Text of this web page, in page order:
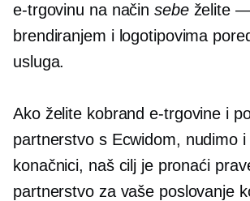
e-trgovinu na način sebeželite —
brendiranjem i logotipovima
usluga.
Ako želite kobrand e-trgovine i
partnerstvo s Ecwidom, nudimo
konačnici, naš cilj je pronaći
partnerstvo za vaše poslovanje